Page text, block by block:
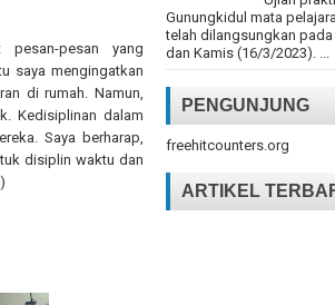
pesan-pesan yang
saya mengingatkan
di rumah. Namun,
Kedisiplinan dalam
Saya berharap,
disiplin waktu dan
Gunungkidul mata
telah dilangsungkan
dan Kamis (16/3/2023). ...
PENGUNJUNG
freehitcounters.org
ARTIKEL